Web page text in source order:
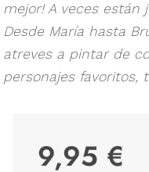
mejor! A veces están
Desde María hasta
atreves a pintar de
personajes favoritos,
9,95 €